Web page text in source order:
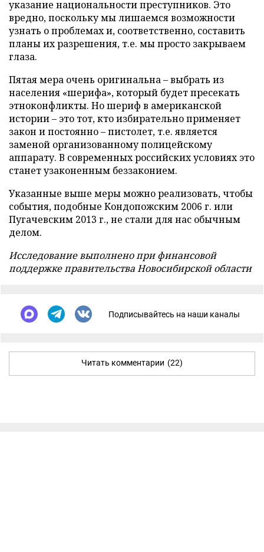
указание национальности преступников. Это
вредно, поскольку мы лишаемся возможности
узнать о проблемах и, соответственно, составить
планы их разрешения, т.е. мы просто закрываем
глаза.
Пятая мера очень оригинальна – выбрать из
населения «шерифа», который будет пресекать
этноконфликты. Но шериф в американской
истории – это тот, кто избирательно применяет
закон и постоянно – пистолет, т.е. является
заменой организованному полицейскому
аппарату. В современных российских условиях это
станет узаконенным беззаконием.
Указанные выше меры можно реализовать, чтобы
события, подобные Кондопожским 2006 г. или
Пугачевским 2013 г., не стали для нас обычным
делом.
Исследование выполнено при финансовой
поддержке правительства Новосибирской области
Подписывайтесь на наши каналы
Читать комментарии (22)